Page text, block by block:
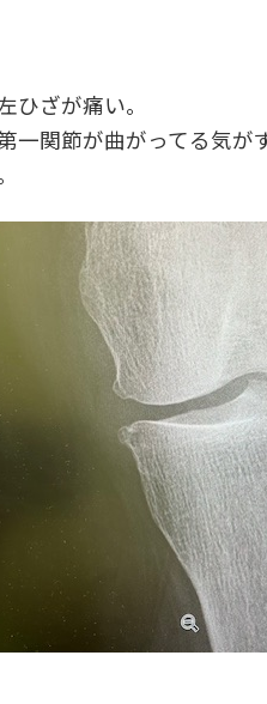
ひざが痛い。
一関節が曲がってる気が